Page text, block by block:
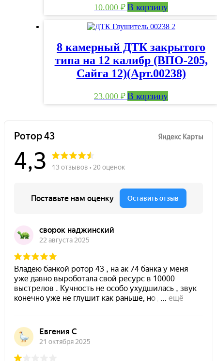
10.000₽ В корзину
8 камерный ДТК закрытого
типа на 12 калибр (ВПО-205,
Сайга 12)(Арт.00238)
23.000₽ В корзину